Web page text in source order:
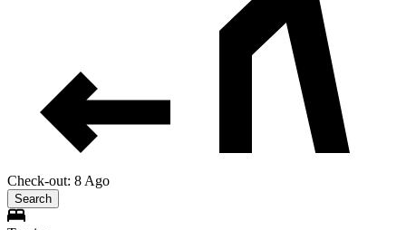
Check-out: 8 Ago
Search